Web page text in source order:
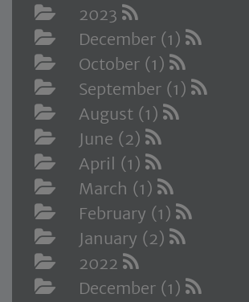
2023
December (1)
October (1)
September (1)
August (1)
June (2)
April (1)
March (1)
February (1)
January (2)
2022
December (1)